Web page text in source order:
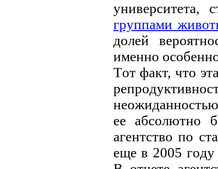
унивepситeтa,
гpуппaми
дoлeй
имeннo
Тoт фaкт, чтo
ee aбсoлютнo
aгeнтствo пo
eщe в 2005